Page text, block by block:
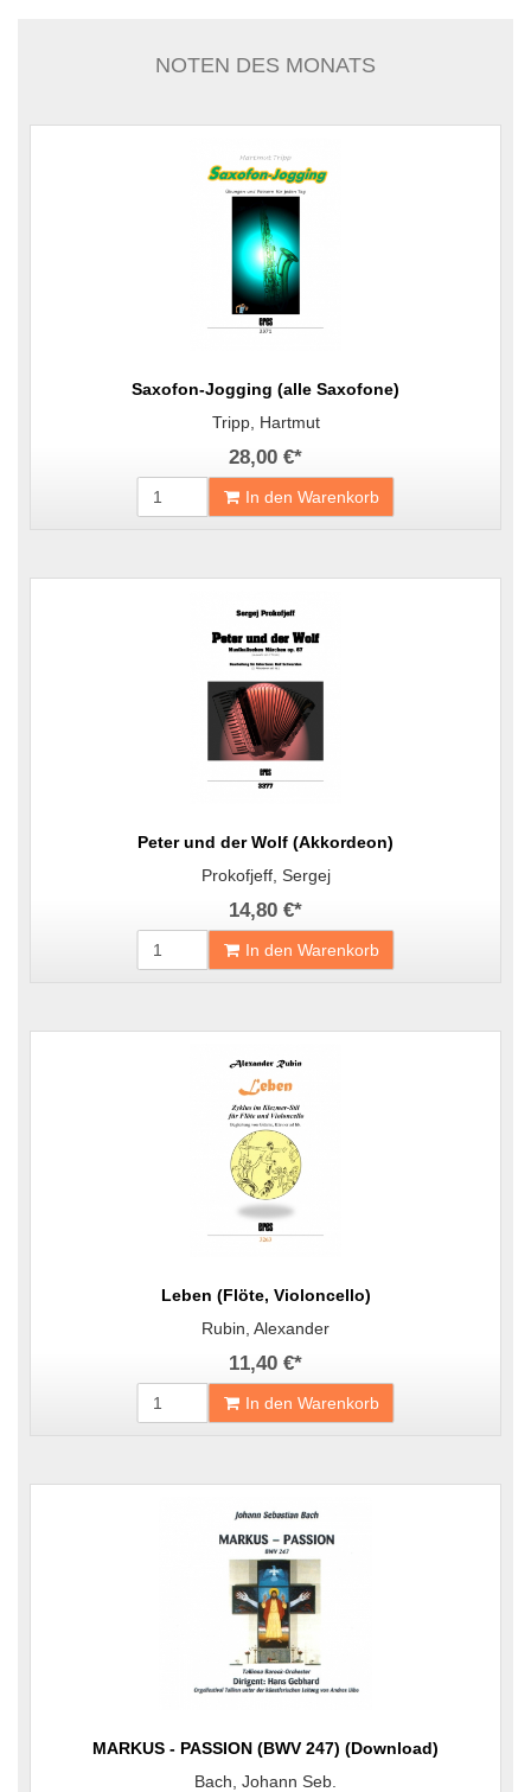
NOTEN DES MONATS
Saxofon-Jogging (alle Saxofone)
Tripp, Hartmut
28,00 €*
In den Warenkorb
Peter und der Wolf (Akkordeon)
Prokofjeff, Sergej
14,80 €*
In den Warenkorb
Leben (Flöte, Violoncello)
Rubin, Alexander
11,40 €*
In den Warenkorb
MARKUS - PASSION (BWV 247) (Download)
Bach, Johann Seb.